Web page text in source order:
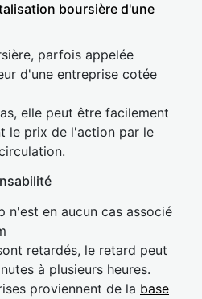
boursière d'une
parfois appelée
d'une entreprise cotée
elle peut être facilement
le prix de l'action par le
n'est en aucun cas associé
retardés, le retard peut
à plusieurs heures.
proviennent de la base